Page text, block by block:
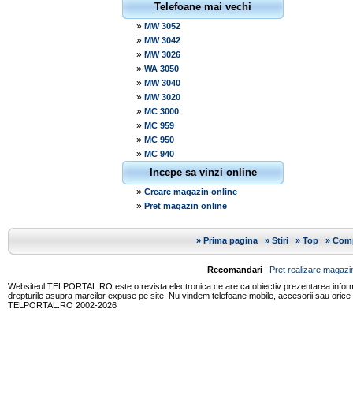
Telefoane mai vechi
» MW 3052
» MW 3042
» MW 3026
» WA 3050
» MW 3040
» MW 3020
» MC 3000
» MC 959
» MC 950
» MC 940
Incepe sa vinzi online
» Creare magazin online
» Pret magazin online
» Prima pagina» Stiri» Top»
Recomandari : Pret realizare
Websiteul TELPORTAL.RO este o revista electronica ce are ca obiectiv prezentarea
drepturile asupra marcilor expuse pe site. Nu vindem telefoane mobile, accesorii sau
TELPORTAL.RO 2002-2026